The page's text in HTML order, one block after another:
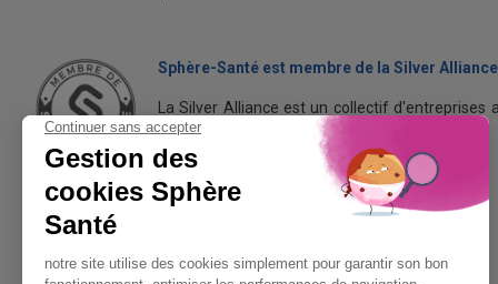
Sphère-Santé est membre de la Silver Alliance
La Silver Alliance est un collectif d'entreprises
dans le bien vieillir à domicile.
Découvrez la Silver Alliance